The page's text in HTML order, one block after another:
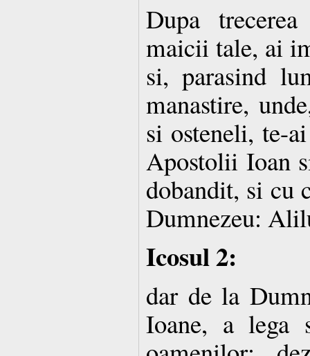
Dupa
maicii tale, ai
si, parasind
manastire,
si osteneli, te-
Apostolii Ioan
dobandit, si cu
Dumnezeu:
Icosul 2:
dar de la
Ioane, a lega